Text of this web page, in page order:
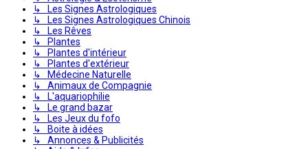
↳ Les Signes Astrologiques
↳ Les Signes Astrologiques Chinois
↳ Les Rêves
↳ Plantes
↳ Plantes d'intérieur
↳ Plantes d'extérieur
↳ Médecine Naturelle
↳ Animaux de Compagnie
↳ L'aquariophilie
↳ Le grand bazar
↳ Les Jeux du fofo
↳ Boite à idées
↳ Annonces & Publicités